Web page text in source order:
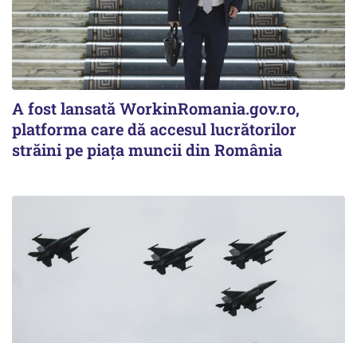
A fost lansată WorkinRomania.gov.ro,
platforma care dă accesul lucrătorilor
străini pe piața muncii din România